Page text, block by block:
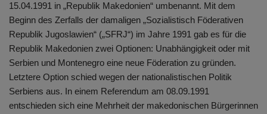
15.04.1991 in „Republik Makedonien“ umbenannt. Mit dem
Beginn des Zerfalls der damaligen „Sozialistisch Föderativen
Republik Jugoslawien“ („SFRJ“) im Jahre 1991 gab es für die
Republik Makedonien zwei Optionen: Unabhängigkeit oder mit
Serbien und Montenegro eine neue Föderation zu gründen.
Letztere Option schied wegen der nationalistischen Politik
Serbiens aus. In einem Referendum am 08.09.1991
entschieden sich eine Mehrheit der makedonischen Bürgerinnen